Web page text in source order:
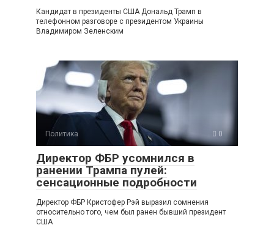
Кандидат в президенты США Дональд Трамп в
телефонном разговоре с президентом Украины
Владимиром Зеленским
Политика 0
Директор ФБР усомнился в
ранении Трампа пулей:
сенсационные подробности
Директор ФБР Кристофер Рэй выразил сомнения
относительно того, чем был ранен бывший президент
США